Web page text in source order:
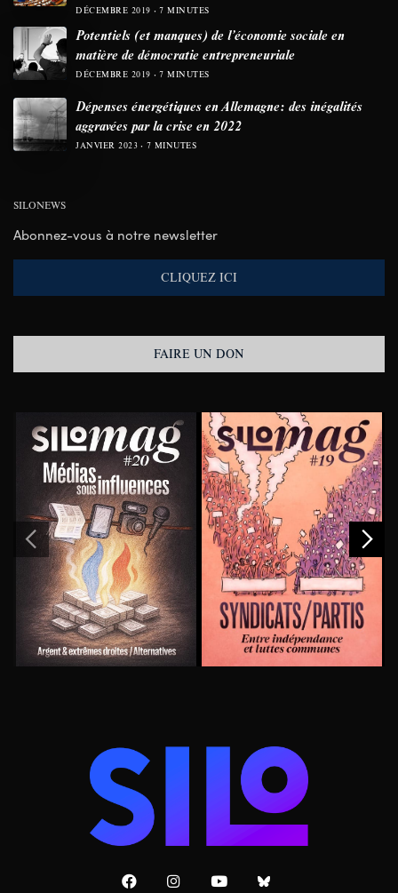
DÉCEMBRE 2019 7 MINUTES
Potentiels (et manques) de l’économie sociale en
matière de démocratie entrepreneuriale
DÉCEMBRE 2019 7 MINUTES
Dépenses énergétiques en Allemagne: des inégalités
aggravées par la crise en 2022
JANVIER 2023 7 MINUTES
SILONEWS
Abonnez-vous à notre newsletter
CLIQUEZ ICI
FAIRE UN DON